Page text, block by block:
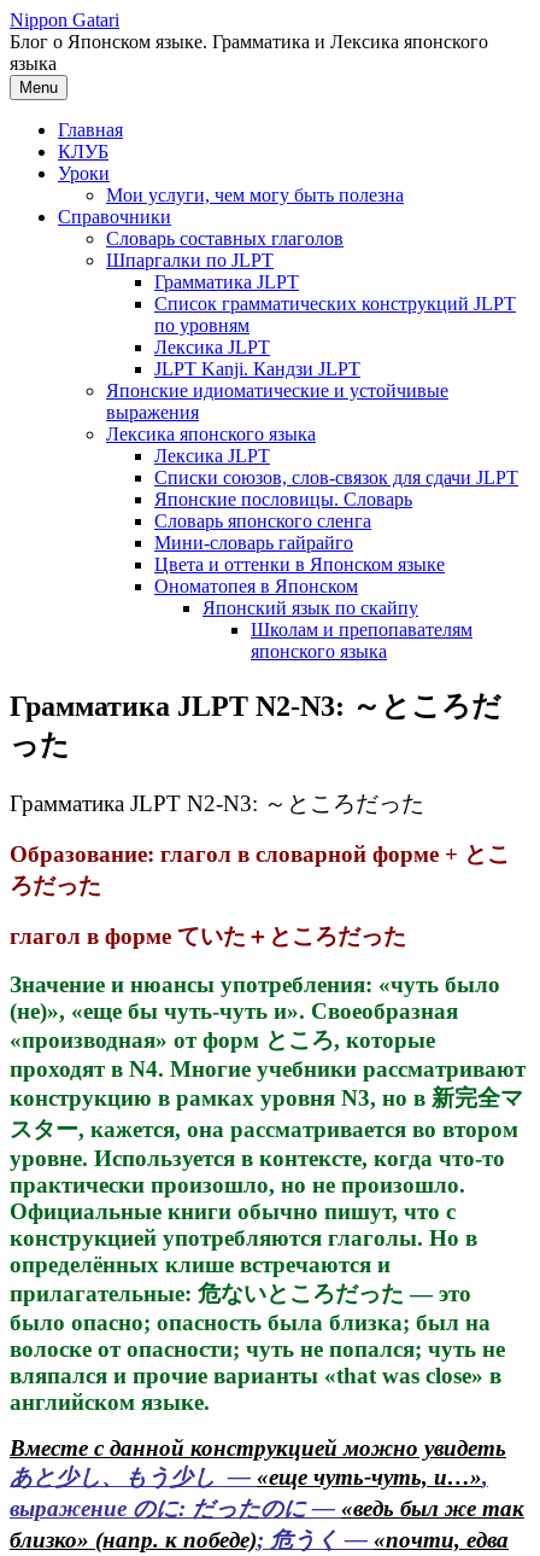
Перейти
к
содержимому
Nippon Gatari
Блог о Японском языке. Грамматика и Лексика японского
языка
Menu
Главная
КЛУБ
Уроки
Мои услуги, чем могу быть полезна
Справочники
Словарь составных глаголов
Шпаргалки по JLPT
Грамматика JLPT
Список грамматических конструкций JLPT
по уровням
Лексика JLPT
JLPT Kanji. Кандзи JLPT
Японские идиоматические и устойчивые
выражения
Лексика японского языка
Лексика JLPT
Списки союзов, слов-связок для сдачи JLPT
Японские пословицы. Словарь
Словарь японского сленга
Мини-словарь гайрайго
Цвета и оттенки в Японском языке
Ономатопея в Японском
Японский язык по скайпу
Школам и препопавателям
японского языка
Грамматика JLPT N2-N3: ～ところだ
った
Грамматика JLPT N2-N3: ～ところだった
Образование: глагол в словарной форме + とこ
ろだった
глагол в форме ていた＋ところだった
Значение и нюансы употребления: «чуть было
(не)», «еще бы чуть-чуть и». Своеобразная
«производная» от форм ところ, которые
проходят в N4. Многие учебники рассматривают
конструкцию в рамках уровня N3, но в 新完全マ
スター, кажется, она рассматривается во втором
уровне. Используется в контексте, когда что-то
практически произошло, но не произошло.
Официальные книги обычно пишут, что с
конструкцией употребляются глаголы. Но в
определённых клише встречаются и
прилагательные: 危ないところだった — это
было опасно; опасность была близка; был на
волоске от опасности; чуть не попался; чуть не
вляпался и прочие варианты «that was close» в
английском языке.
Вместе с данной конструкцией можно увидеть
あと少し、もう少し — «еще чуть-чуть, и…»,
выражение のに: だったのに — «ведь был же так
близко» (напр. к победе); 危うく — «почти, едва